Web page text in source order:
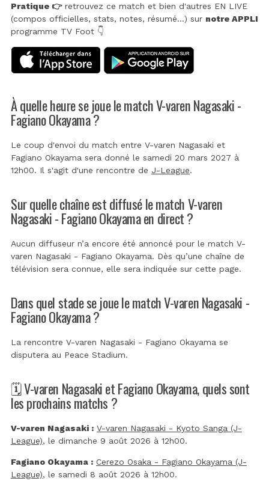
Pratique 👉retrouvez ce match et bien d'autres EN LIVE
(compos officielles, stats, notes, résumé...) sur notre APPLI
programme TV Foot 👇
À quelle heure se joue le match V-varen Nagasaki -
Fagiano Okayama ?
Le coup d'envoi du match entre V-varen Nagasaki et
Fagiano Okayama sera donné le samedi 20 mars 2027 à
12h00. Il s'agit d'une rencontre de J-League.
Sur quelle chaîne est diffusé le match V-varen
Nagasaki - Fagiano Okayama en direct ?
Aucun diffuseur n’a encore été annoncé pour le match V-
varen Nagasaki - Fagiano Okayama. Dès qu’une chaîne de
télévision sera connue, elle sera indiquée sur cette page.
Dans quel stade se joue le match V-varen Nagasaki -
Fagiano Okayama ?
La rencontre V-varen Nagasaki - Fagiano Okayama se
disputera au Peace Stadium.
🗓️ V-varen Nagasaki et Fagiano Okayama, quels sont
les prochains matchs ?
V-varen Nagasaki : V-varen Nagasaki - Kyoto Sanga (J-
League), le dimanche 9 août 2026 à 12h00.
Fagiano Okayama : Cerezo Osaka - Fagiano Okayama (J-
League), le samedi 8 août 2026 à 12h00.